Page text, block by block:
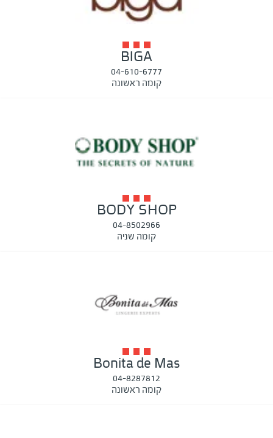
BIGA
04-610-6777
קומה ראשונה
BODY SHOP
04-8502966
קומה שניה
Bonita de Mas
04-8287812
קומה ראשונה